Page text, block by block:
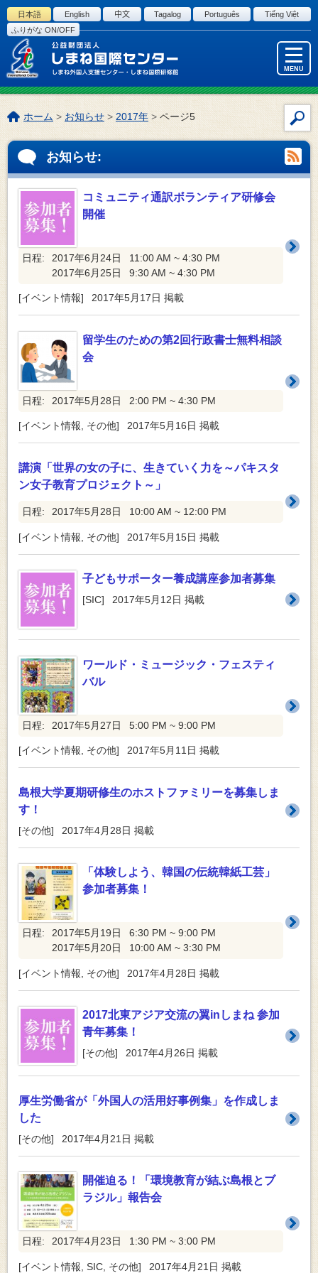
このページの本文へ
日本語 English 中文 Tagalog Português
Tiếng Việt
ふりがな ON/OFF
MENU
イ
ト
内
こ
の
ペ
ジ
ホーム> お知らせ> 2017年> ページ5
お知らせ:
コミュニティ通訳ボランティア研修会
開催
日程: 2017年6月24日
11:00 AM ~ 4:30 PM
2017年6月25日
9:30 AM ~ 4:30 PM
[イベント情報] 2017年5月17日 掲載
留学生のための第2回行政書士無料相談
会
日程: 2017年5月28日 2:00 PM ~ 4:30 PM
[イベント情報, その他] 2017年5月16日 掲載
講演「世界の女の子に、生きていく力を～パキスタ
ン女子教育プロジェクト～」
日程: 2017年5月28日 10:00 AM ~ 12:00 PM
[イベント情報 その他] 2017年5月15日 掲載
子どもサポーター養成講座参加者募集
[SIC] 2017年5月12日 掲載
ワールド・ミュージック・フェスティ
バル
日程: 2017年5月27日 5:00 PM ~ 9:00 PM
[イベント情報, その他] 2017年5月11日 掲載
島根大学夏期研修生のホストファミリーを募集しま
す！
[その他] 2017年4月28日 掲載
「体験しよう、韓国の伝統韓紙工芸」
参加者募集！
日程: 2017年5月19日
6:30 PM ~ 9:00 PM
2017年5月20日
10:00 AM ~ 3:30 PM
[イベント情報 その他] 2017年4月28日 掲載
2017北東アジア交流の翼inしまね 参加
青年募集！
[その他] 2017年4月26日 掲載
厚生労働省が「外国人の活用好事例集」を作成しま
した
[その他] 2017年4月21日 掲載
開催迫る！「環境教育が結ぶ島根とブ
ラジル」報告会
日程: 2017年4月23日 1:30 PM ~ 3:00 PM
[イベント情報 SIC その他] 2017年4月21日 掲載